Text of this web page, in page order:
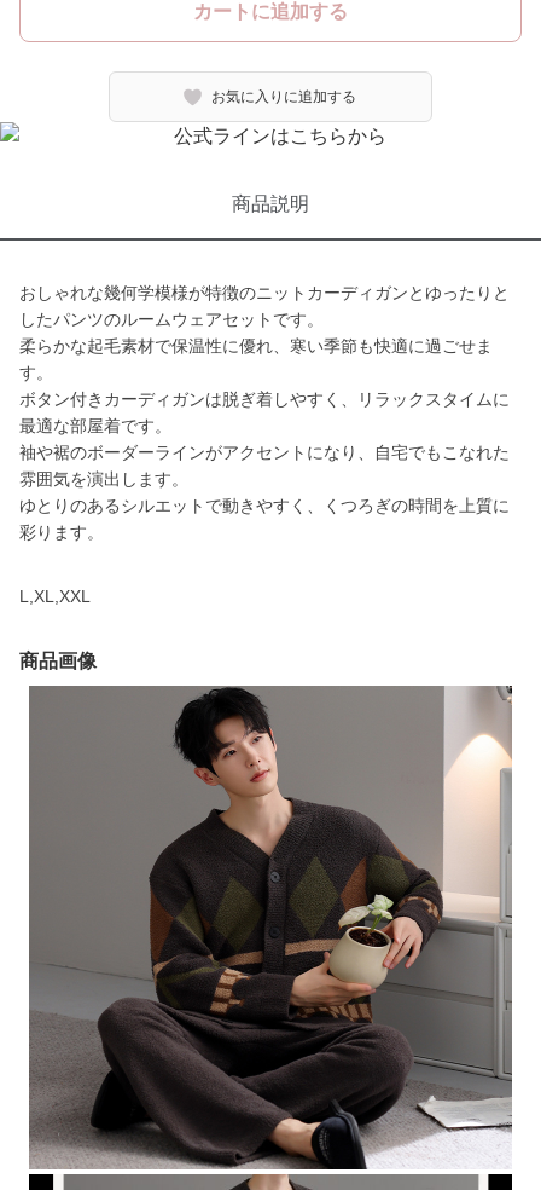
カートに追加する
お気に入りに追加する
商品説明
おしゃれな幾何学模様が特徴のニットカーディガンとゆったりと
したパンツのルームウェアセットです。
柔らかな起毛素材で保温性に優れ、寒い季節も快適に過ごせま
す。
ボタン付きカーディガンは脱ぎ着しやすく、リラックスタイムに
最適な部屋着です。
袖や裾のボーダーラインがアクセントになり、自宅でもこなれた
雰囲気を演出します。
ゆとりのあるシルエットで動きやすく、くつろぎの時間を上質に
彩ります。
L,XL,XXL
商品画像